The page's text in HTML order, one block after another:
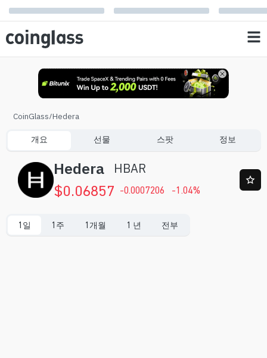
CoinGlass/Hedera
개요 선물 스팟 정보
Hedera HBAR
$0.06857 -0.0007206 -1.04%
1일 1주 1개월 1 년 전부